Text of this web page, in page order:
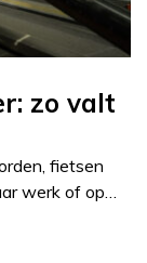
zo valt
fietsen
werk of op…